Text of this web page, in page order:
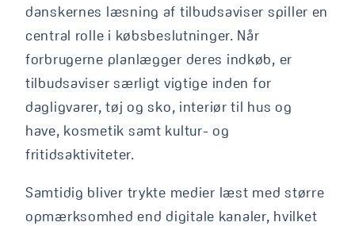
danskernes læsning af tilbudsaviser spiller en
central rolle i købsbeslutninger. Når
forbrugerne planlægger deres indkøb, er
tilbudsaviser særligt vigtige inden for
dagligvarer, tøj og sko, interiør til hus og
have, kosmetik samt kultur- og
fritidsaktiviteter.
Samtidig bliver trykte medier læst med større
opmærksomhed end digitale kanaler, hvilket